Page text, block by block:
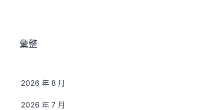
彙整
2026 年 8 月
2026 年 7 月